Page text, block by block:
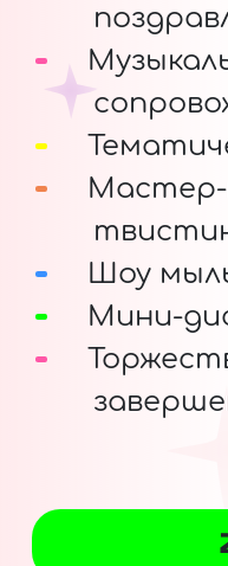
Мастер-
Шоу
Мини-